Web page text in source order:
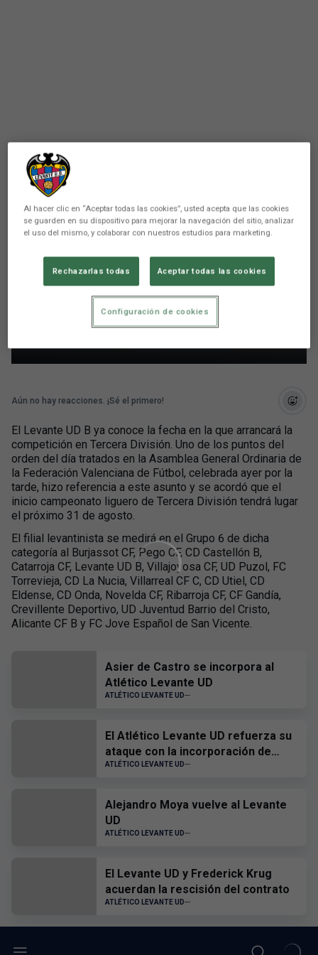
ATLÉTICO LEVANTE UD
El filial iniciará la competición
el 31 de agosto
Aún no hay reacciones. ¡Sé el primero!
El Levante UD B ya conoce la fecha en la que arrancará la
competición en Tercera División. Uno de los puntos del
orden del día tratados en la Asamblea General Ordinaria de
la Federación Valenciana de Fútbol, celebrada ayer por la
tarde, hizo referencia a este asunto y se acordó que el
inicio campeonato liguero de Tercera División tendrá lugar
el próximo 31 de agosto.
El filial levantinista se medirá en el Grupo 6 de dicha
categoría al Burjassot CF, Pego CF, CD Castellón B,
Catarroja CF, Levante UD B, Villajoyosa CF, UD Puzol, FC
Torrevieja, CD La Nucia, Villarreal CF C, CD Utiel, CD
Eldense, CD Onda, Novelda CF, Ribarroja CF, CF Gandía,
Crevillente Deportivo, UD Juventud Barrio del Cristo,
Alicante CF B y FC Jove Español de San Vicente.
Asier de Castro se incorpora al
Atlético Levante UD
ATLÉTICO LEVANTE UD
El Atlético Levante UD refuerza su
ataque con la incorporación de
Hugo Goñi
ATLÉTICO LEVANTE UD
Alejandro Moya vuelve al Levante
UD
ATLÉTICO LEVANTE UD
El Levante UD y Frederick Krug
acuerdan la rescisión del contrato
ATLÉTICO LEVANTE UD
Al hacer clic en “Aceptar todas las cookies”, usted acepta que las cookies
se guarden en su dispositivo para mejorar la navegación del sitio, analizar
el uso del mismo, y colaborar con nuestros estudios para marketing.
Rechazarlas todas Aceptar todas las cookies
Configuración de cookies